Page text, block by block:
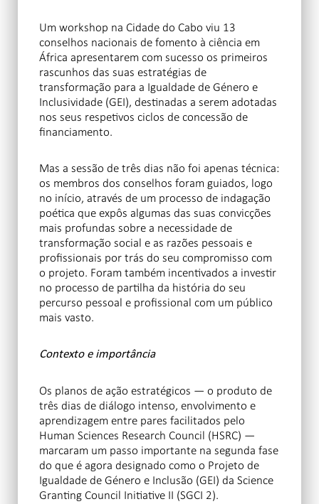
Um workshop na Cidade do Cabo viu 13
conselhos nacionais de fomento à ciência em
África apresentarem com sucesso os primeiros
rascunhos das suas estratégias de
transformação para a Igualdade de Género e
Inclusividade (GEI), destinadas a serem adotadas
nos seus respetivos ciclos de concessão de
financiamento.
Mas a sessão de três dias não foi apenas técnica:
os membros dos conselhos foram guiados, logo
no início, através de um processo de indagação
poética que expôs algumas das suas convicções
mais profundas sobre a necessidade de
transformação social e as razões pessoais e
profissionais por trás do seu compromisso com
o projeto. Foram também incentivados a investir
no processo de partilha da história do seu
percurso pessoal e profissional com um público
mais vasto.
Contexto e importância
Os planos de ação estratégicos — o produto de
três dias de diálogo intenso, envolvimento e
aprendizagem entre pares facilitados pelo
Human Sciences Research Council (HSRC) —
marcaram um passo importante na segunda fase
do que é agora designado como o Projeto de
Igualdade de Género e Inclusão (GEI) da Science
Granting Council Initiative II (SGCI 2).